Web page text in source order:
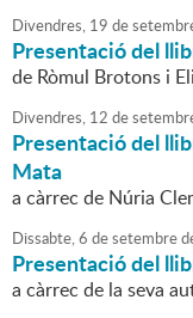
Divendres, 19 de
Presentació del
de Ròmul Brotons i
Divendres, 12 de
Presentació del
Mata
a càrrec de Núria
Dissabte,6 desetembre
Presentació del
a càrrec de la seva